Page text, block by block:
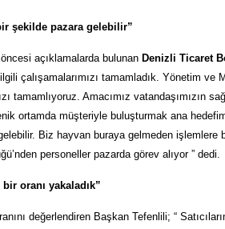
şekilde pazara gelebilir”
açıklamalarda bulunan Denizli Ticaret
çalışamalarımızı tamamladık. Yönetim
tamamlıyoruz. Amacımız vatandaşımızın
ortamda müşteriyle buluşturmak ana
Biz hayvan buraya gelmeden işlemlere
personeller pazarda görev alıyor ” dedi.
oranı yakaladık”
değerlendiren Başkan Tefenlili; “